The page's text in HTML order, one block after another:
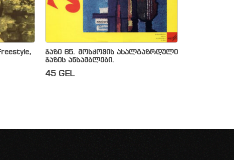
ჯაზი 65. მოსკოვის ახალგაზრდული
ჯაზის ანსამბლები.
45 GEL